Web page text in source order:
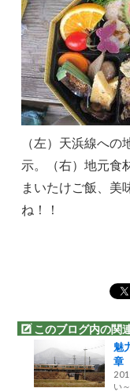
（左）天浜線へ
示。（右）地元食
まいたけご飯、美
ね！！
このブログ内の関
魅
章
い